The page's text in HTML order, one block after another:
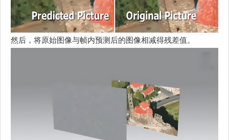
然后，将原始图像与帧内预测后的图像相减得残差值。